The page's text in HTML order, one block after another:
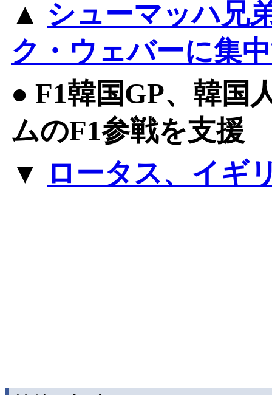
▲ シューマッハ兄
ク・ウェバーに集
● F1韓国GP、韓国
ムのF1参戦を支援
▼ ロータス、イギ